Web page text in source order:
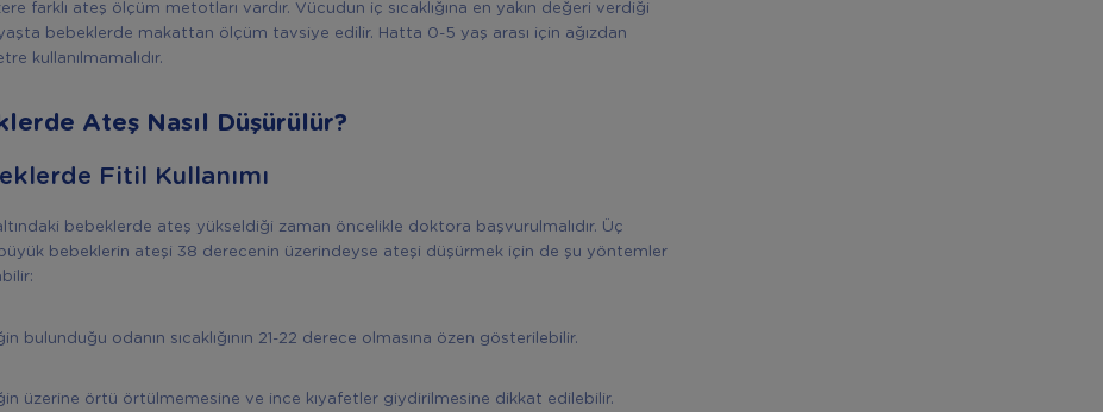
farklı ateş ölçüm metotları vardır. Vücudun iç sıcaklığına en yakın değeri verdiği
bebeklerde makattan ölçüm tavsiye edilir. Hatta 0-5 yaş arası için ağızdan
kullanılmamalıdır.
Ateş Nasıl Düşürülür?
bebeklerde ateş yükseldiği zaman öncelikle doktora başvurulmalıdır. Üç
bebeklerin ateşi 38 derecenin üzerindeyse ateşi düşürmek için de şu yöntemler
bulunduğu odanın sıcaklığının 21-22 derece olmasına özen gösterilebilir.
üzerine örtü örtülmemesine ve ince kıyafetler giydirilmesine dikkat edilebilir.